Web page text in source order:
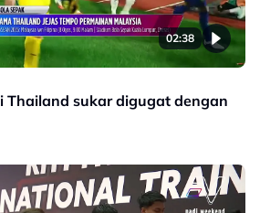
02:38
Thailand sukar digugat dengan